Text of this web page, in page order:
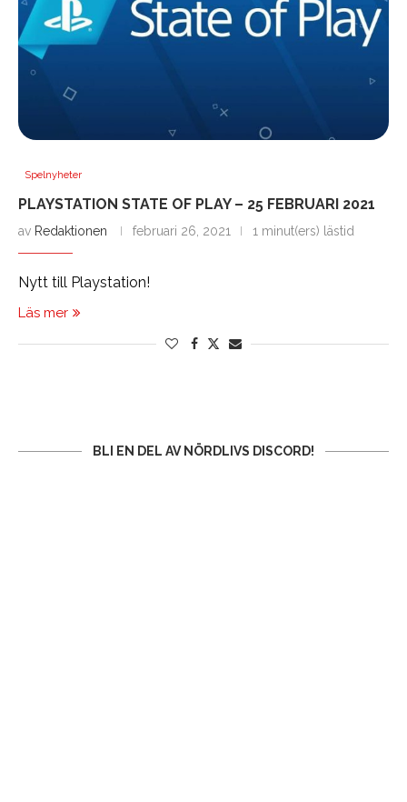
Spelnyheter
PLAYSTATION STATE OF PLAY – 25 FEBRUARI 2021
av Redaktionen februari 26, 2021 1 minut(ers) lästid
Nytt till Playstation!
Läs mer
BLI EN DEL AV NÖRDLIVS DISCORD!